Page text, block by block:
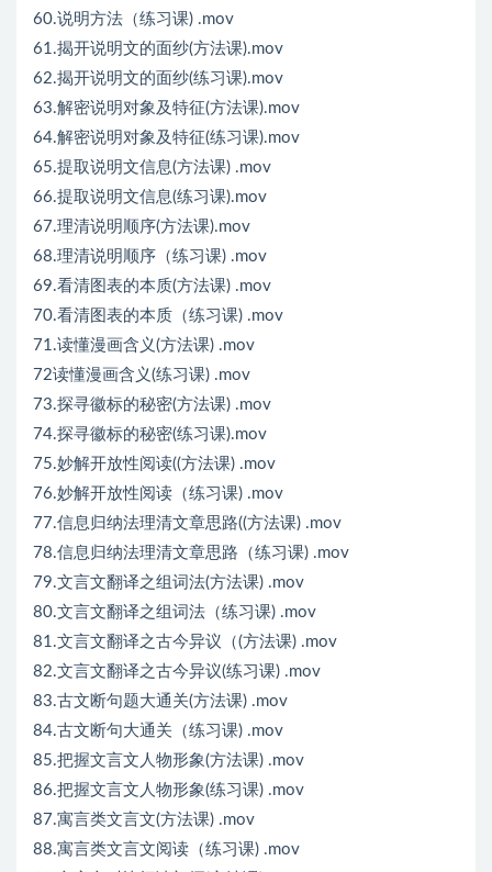
60.说明方法（练习课) .mov
61.揭开说明文的面纱(方法课).mov
62.揭开说明文的面纱(练习课).mov
63.解密说明对象及特征(方法课).mov
64.解密说明对象及特征(练习课).mov
65.提取说明文信息(方法课) .mov
66.提取说明文信息(练习课).mov
67.理清说明顺序(方法课).mov
68.理清说明顺序（练习课) .mov
69.看清图表的本质(方法课) .mov
70.看清图表的本质（练习课) .mov
71.读懂漫画含义(方法课) .mov
72读懂漫画含义(练习课) .mov
73.探寻徽标的秘密(方法课) .mov
74.探寻徽标的秘密(练习课).mov
75.妙解开放性阅读((方法课) .mov
76.妙解开放性阅读（练习课) .mov
77.信息归纳法理清文章思路((方法课) .mov
78.信息归纳法理清文章思路（练习课) .mov
79.文言文翻译之组词法(方法课) .mov
80.文言文翻译之组词法（练习课) .mov
81.文言文翻译之古今异议（(方法课) .mov
82.文言文翻译之古今异议(练习课) .mov
83.古文断句题大通关(方法课) .mov
84.古文断句大通关（练习课) .mov
85.把握文言文人物形象(方法课) .mov
86.把握文言文人物形象(练习课) .mov
87.寓言类文言文(方法课) .mov
88.寓言类文言文阅读（练习课) .mov